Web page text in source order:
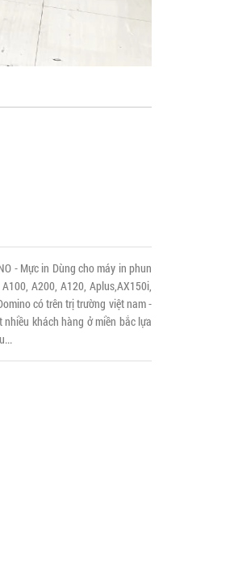
- Mực in Dùng cho máy in phun
A200, A120, Aplus,AX150i,
có trên trị trường việt nam -
khách hàng ở miền bắc lựa